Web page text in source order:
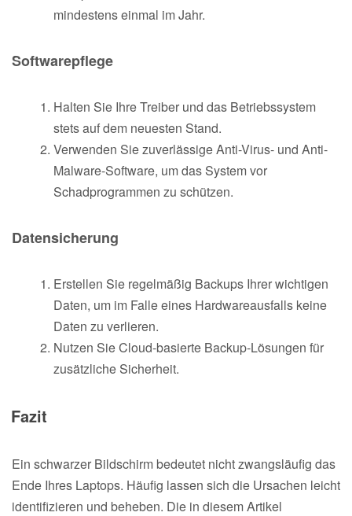
mindestens einmal im Jahr.
Softwarepflege
Halten Sie Ihre Treiber und das Betriebssystem
stets auf dem neuesten Stand.
Verwenden Sie zuverlässige Anti-Virus- und Anti-
Malware-Software, um das System vor
Schadprogrammen zu schützen.
Datensicherung
Erstellen Sie regelmäßig Backups Ihrer wichtigen
Daten, um im Falle eines Hardwareausfalls keine
Daten zu verlieren.
Nutzen Sie Cloud-basierte Backup-Lösungen für
zusätzliche Sicherheit.
Fazit
Ein schwarzer Bildschirm bedeutet nicht zwangsläufig das
Ende Ihres Laptops. Häufig lassen sich die Ursachen leicht
identifizieren und beheben. Die in diesem Artikel